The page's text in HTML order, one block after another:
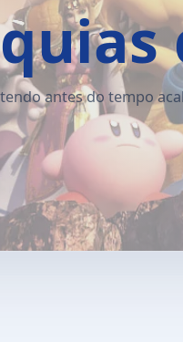
antes do tempo